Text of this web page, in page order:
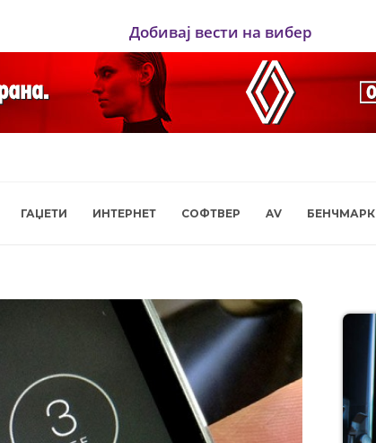
Добивај вести на вибер
ГАЏЕТИ ИНТЕРНЕТ СОФТВЕР AV БЕНЧМАРК